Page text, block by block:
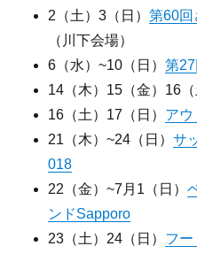
2（土）3（日）第60回
（川下会場）
6（水）~10（日）第
14（木）15（金）16
16（土）17（日） ア
21（木）~24（日）サ
018
22（金）~7月1（日）
ンドSapporo
23（土）24（日） フー